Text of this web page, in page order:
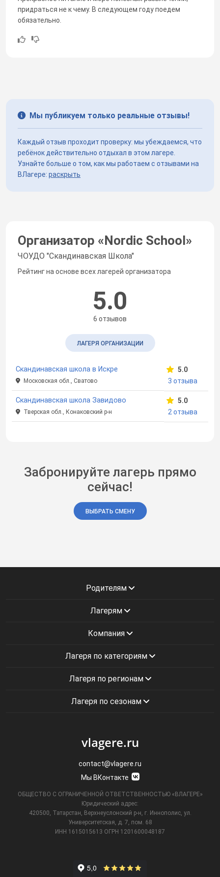
придраться не к чему. В следующем году поедем
обязательно.
Мы публикуем только реальные отзывы!
Каждый отзыв проходит проверку: мы убеждаемся, что
ребёнок действительно отдыхал в этом лагере.
Узнайте больше о том, как мы работаем с отзывами на
ВЛагере: раскрыть
Организатор «Nordic School»
ЧОУДО "Скандинавская Школа"
Рейтинг на основе всех лагерей организатора
5.0
6 отзывов
ЛАГЕРЯ ОРГАНИЗАЦИИ
Скандинавская школа в Искре
Московская обл., Сватово
5.0
3 отзыва
Скандинавская школа Завидово
Тверская обл., Конаковский р-н
5.0
2 отзыва
Забронируйте лагерь прямо
сейчас!
ВЫБРАТЬ СМЕНУ
Родителям
Лагерям
Компания
Лагеря по категориям
Лагеря по регионам
Лагеря по сезонам
vlagere.ru
contact@vlagere.ru
Мы ВКонтакте
ОБЩЕСТВО С ОГРАНИЧЕННОЙ ОТВЕТСТВЕННОСТЬЮ «ВЛАГЕРЕ»
Юридический адрес:
420500, Татарстан, Верхнеуслонский р-н, г. Иннополис, ул.
Университетская,
д. 7, пом. 68
ИНН 1615015613 ОГРН 1201600048187